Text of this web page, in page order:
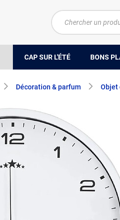
CAP SUR L'ÉTÉ BONS
Décoration & parfum Objet